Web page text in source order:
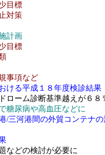
目標
策
計画
目標
項など
ける平成１８年度検診結果
ローム診断基準越えが６８
糖尿病や高血圧などに
/三河港間の外貿コンテナの
などの検討が必要に